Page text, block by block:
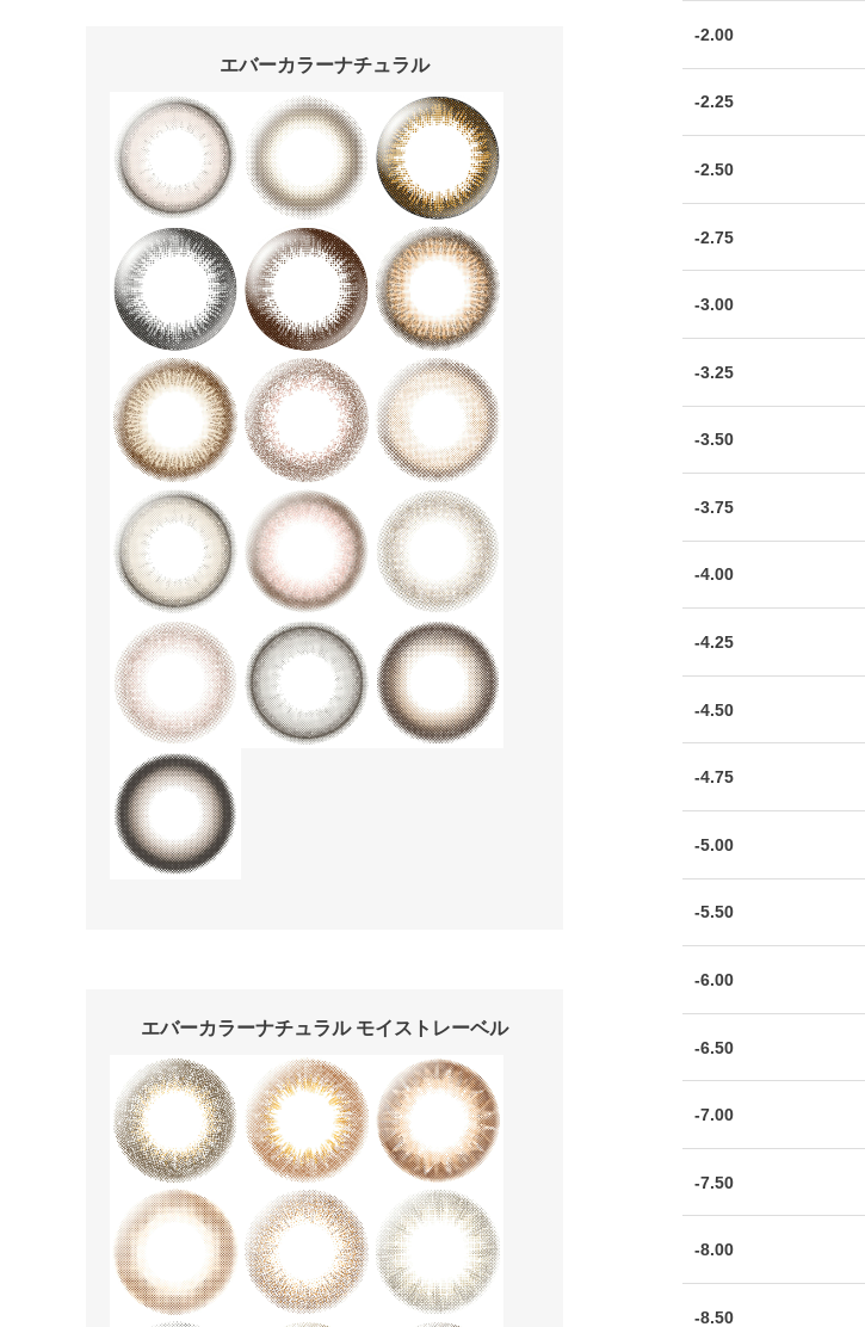
エバーカラーナチュラル
エバーカラーナチュラル モイストレーベル
-2.00
-2.25
-2.50
-2.75
-3.00
-3.25
-3.50
-3.75
-4.00
-4.25
-4.50
-4.75
-5.00
-5.50
-6.00
-6.50
-7.00
-7.50
-8.00
-8.50